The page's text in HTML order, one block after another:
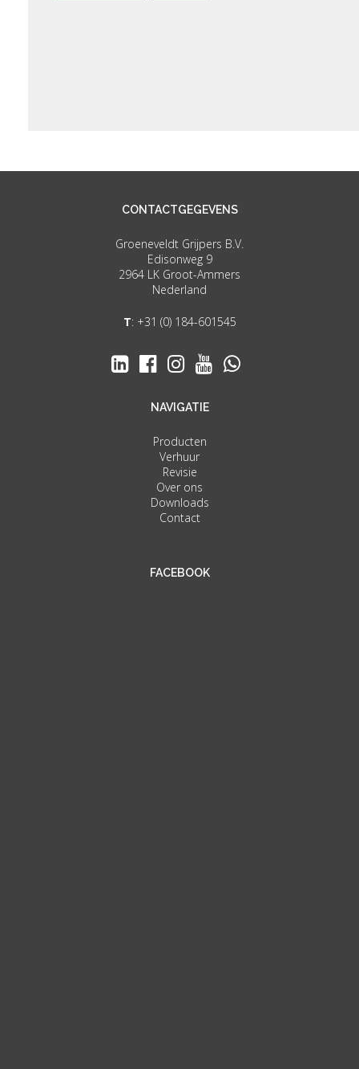
CONTACTGEGEVENS
Groeneveldt Grijpers B.V.
Edisonweg 9
2964 LK Groot-Ammers
Nederland
T: +31 (0) 184-601545
NAVIGATIE
Producten
Verhuur
Revisie
Over ons
Downloads
Contact
FACEBOOK